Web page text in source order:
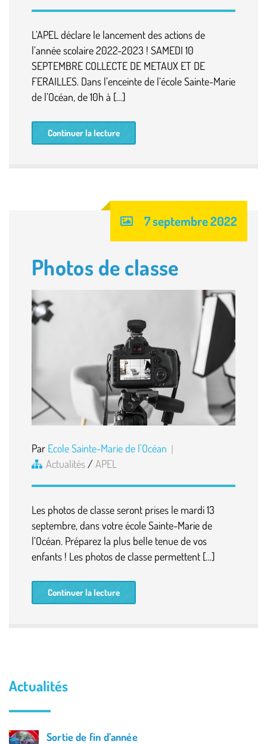
L’APEL déclare le lancement des actions de
l’année scolaire 2022-2023 ! SAMEDI 10
SEPTEMBRE COLLECTE DE METAUX ET DE
FERAILLES. Dans l’enceinte de l’école Sainte-Marie
de l’Océan, de 10h à […]
Continuer la lecture
7 septembre 2022
Photos de classe
Par Ecole Sainte-Marie de l'Océan
Actualités / APEL
Les photos de classe seront prises le mardi 13
septembre, dans votre école Sainte-Marie de
l’Océan. Préparez la plus belle tenue de vos
enfants ! Les photos de classe permettent […]
Continuer la lecture
Actualités
Sortie de fin d’année